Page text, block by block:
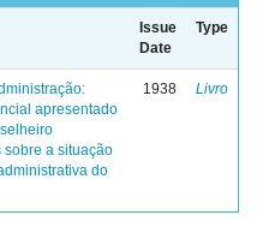
Issue
Date
Type
apresentado
sobre a situação
do
1938 Livro